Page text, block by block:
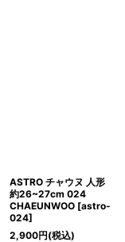
ASTRO チャウヌ 人形
約26~27cm 024
CHAEUNWOO [astro-
024]
2,900円(税込)